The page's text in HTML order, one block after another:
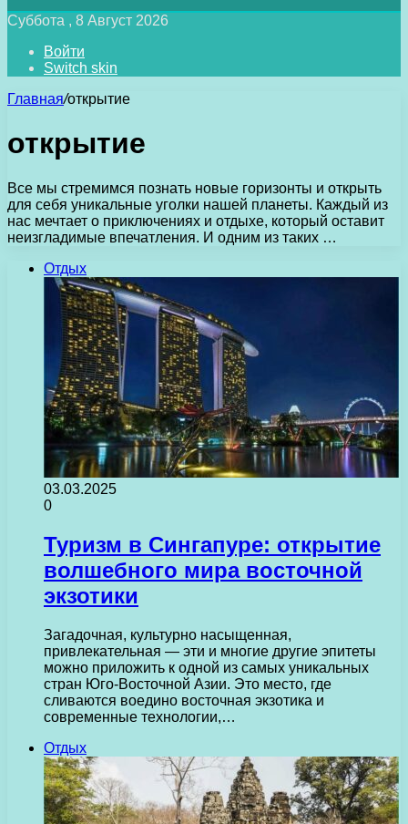
Суббота , 8 Август 2026
Войти
Switch skin
Главная/открытие
открытие
Все мы стремимся познать новые горизонты и открыть
для себя уникальные уголки нашей планеты. Каждый из
нас мечтает о приключениях и отдыхе, который оставит
неизгладимые впечатления. И одним из таких …
Отдых
03.03.2025
0
Туризм в Сингапуре: открытие
волшебного мира восточной
экзотики
Загадочная, культурно насыщенная,
привлекательная — эти и многие другие эпитеты
можно приложить к одной из самых уникальных
стран Юго-Восточной Азии. Это место, где
сливаются воедино восточная экзотика и
современные технологии,…
Отдых